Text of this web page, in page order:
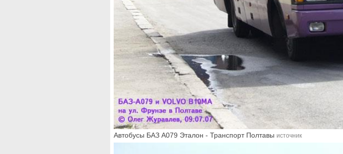
Автобусы БАЗ А079 Эталон - Транспорт Полтавы источник